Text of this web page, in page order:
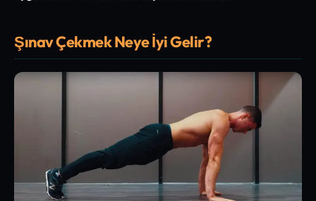
Şınav Çekmek Neye İyi Gelir?